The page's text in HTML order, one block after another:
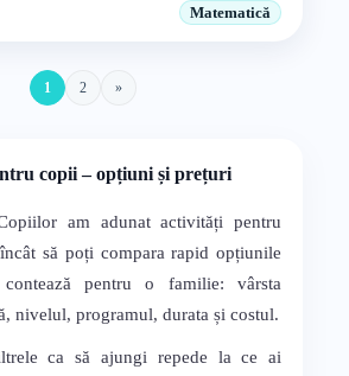
Matematică
1 2 »
copii – opțiuni și prețuri
am adunat activități pentru
să poți compara rapid opțiunile
pentru o familie: vârsta
nivelul, programul, durata și costul.
ca să ajungi repede la ce ai